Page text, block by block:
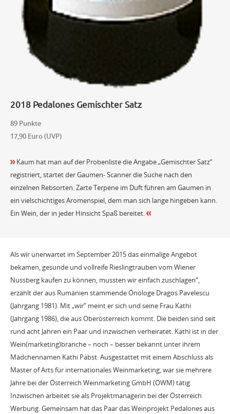
2018 Pedalones Gemischter Satz
89 Punkte
17,90 Euro (UVP)
Kaum hat man auf der Probenliste die Angabe „Gemischter Satz“
registriert, startet der Gaumen- Scanner die Suche nach den
einzelnen Rebsorten. Zarte Terpene im Duft führen am Gaumen in
ein vielschichtiges Aromenspiel, dem man sich lange hingeben kann.
Ein Wein, der in jeder Hinsicht Spaß bereitet.
Als wir unerwartet im September 2015 das einmalige Angebot
bekamen, gesunde und vollreife Rieslingtrauben vom Wiener
Nussberg kaufen zu können, mussten wir einfach zuschlagen“,
erzählt der aus Rumänien stammende Önologe Dragos Pavelescu
(Jahrgang 1981). Mit „wir” meint er sich und seine Frau Kathi
(Jahrgang 1986), die aus Oberösterreich kommt. Die beiden sind seit
rund acht Jahren ein Paar und inzwischen verheiratet. Kathi ist in der
Wein(marketing)branche – noch – besser bekannt unter ihrem
Mädchennamen Kathi Pabst. Ausgestattet mit einem Abschluss als
Master of Arts für internationales Weinmarketing, war sie mehrere
Jahre bei der Österreich Weinmarketing GmbH (ÖWM) tätig.
Inzwischen arbeitet sie als Projektmanagerin bei der Österreich
Werbung. Gemeinsam hat das Paar das Weinprojekt Pedalones aus